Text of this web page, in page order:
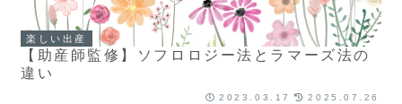
楽しい出産
【助産師監修】ソフロロジー法とラマーズ法の
違い
2023.03.17 2025.07.26